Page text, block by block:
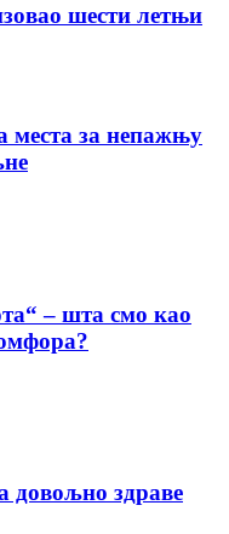
шести летњи
места за непажњу
– шта смо као
довољно здраве